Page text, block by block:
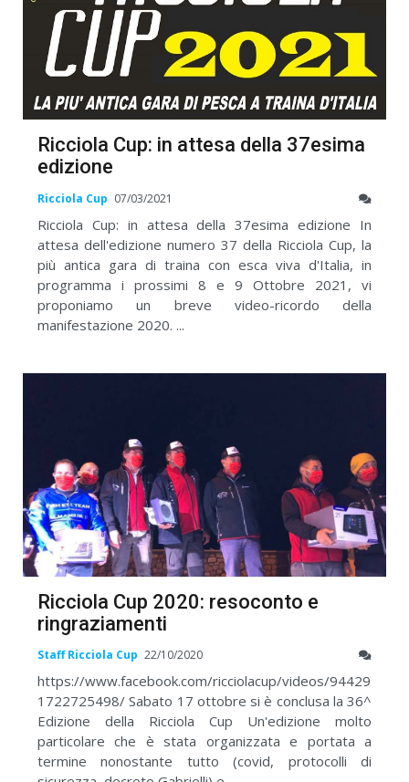
Ricciola Cup: in attesa della 37esima
edizione
Ricciola Cup 07/03/2021
Ricciola Cup: in attesa della 37esima edizione In
attesa dell'edizione numero 37 della Ricciola Cup, la
più antica gara di traina con esca viva d'Italia, in
programma i prossimi 8 e 9 Ottobre 2021, vi
proponiamo un breve video-ricordo della
manifestazione 2020. ...
Ricciola Cup 2020: resoconto e
ringraziamenti
Staff Ricciola Cup 22/10/2020
https://www.facebook.com/ricciolacup/videos/94429
1722725498/ Sabato 17 ottobre si è conclusa la 36^
Edizione della Ricciola Cup Un'edizione molto
particolare che è stata organizzata e portata a
termine nonostante tutto (covid, protocolli di